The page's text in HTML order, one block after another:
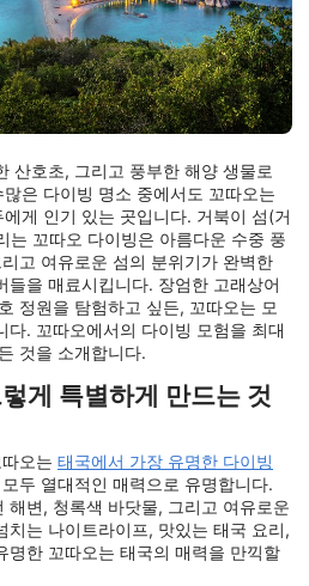
산호초, 그리고 풍부한 해양 생물로
은 다이빙 명소 중에서도 꼬따오는
게 인기 있는 곳입니다. 거북이 섬(거
는 꼬따오 다이빙은 아름다운 수중 풍
고 여유로운 섬의 분위기가 완벽한
들을 매료시킵니다. 장엄한 고래상어
정원을 탐험하고 싶든, 꼬따오는 모
다. 꼬따오에서의 다이빙 모험을 최대
것을 소개합니다.
게 특별하게 만드는 것
오는 태국에서 가장 유명한 다이빙
두 열대적인 매력으로 유명합니다.
해변, 청록색 바닷물, 그리고 여유로운
치는 나이트라이프, 맛있는 태국 요리,
명한 꼬따오는 태국의 매력을 만끽할